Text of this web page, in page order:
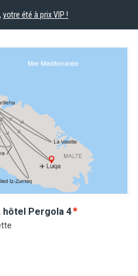
votre été à prix VIP !
hôtel Pergola 4